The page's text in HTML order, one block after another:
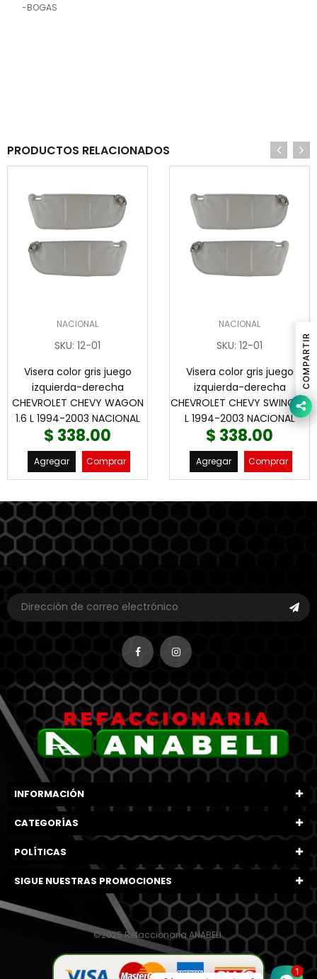
-BOGAS
PRODUCTOS RELACIONADOS
NACIONAL
SKU: 12-01
Visera color gris juego
izquierda-derecha
CHEVROLET CHEVY WAGON
1.6 L 1994-2003 NACIONAL
$ 338.00
Agregar Comprar
NACIONAL
SKU: 12-01
Visera color gris juego
izquierda-derecha
CHEVROLET CHEVY SWING 1.6
L 1994-2003 NACIONAL
$ 338.00
Agregar Comprar
INFORMACIÓN
CATEGORÍAS
POLÍTICAS
SIGUE NUESTRAS PROMOCIONES
©2025 Refaccionaria ANABELI.
1
COMPARTIR